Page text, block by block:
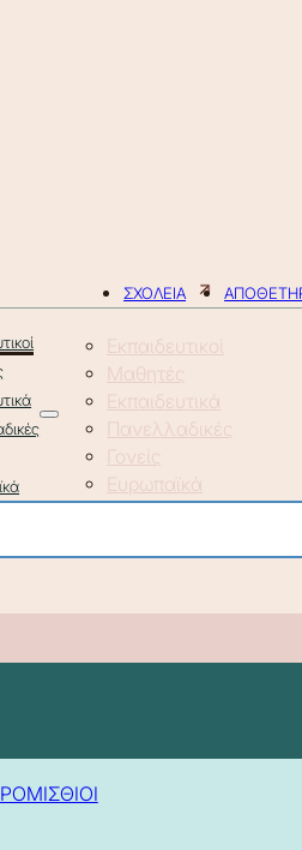
ΣΧΟΛΕΙΑ
Εκπαιδευτικοί
Μαθητές
Εκπαιδευτικά
Πανελλαδικές
Γονείς
Ευρωπαϊκά